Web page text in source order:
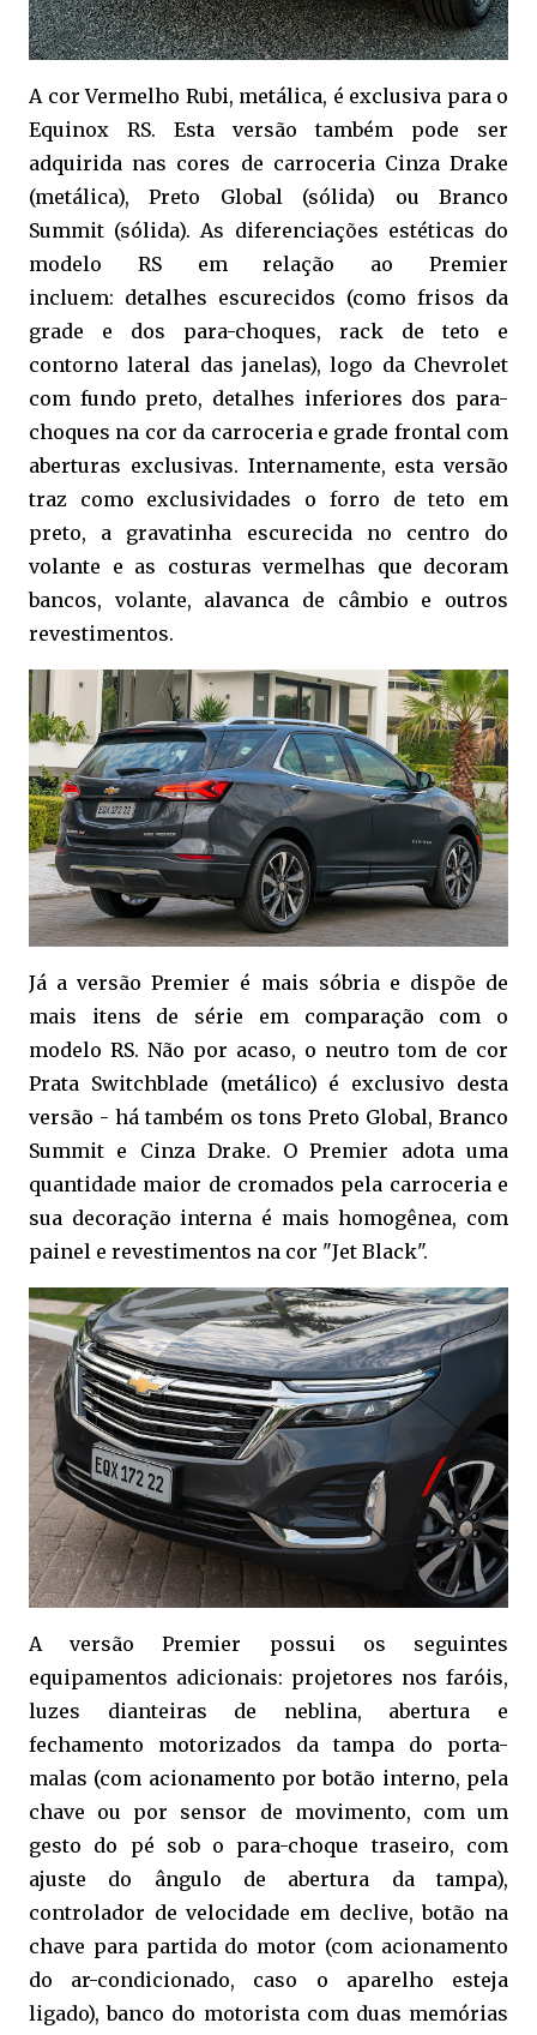
A cor Vermelho Rubi, metálica, é exclusiva para o
Equinox RS. Esta versão também pode ser
adquirida nas cores de carroceria Cinza Drake
(metálica), Preto Global (sólida) ou Branco
Summit (sólida). As diferenciações estéticas do
modelo RS em relação ao Premier
incluem: detalhes escurecidos (como frisos da
grade e dos para-choques, rack de teto e
contorno lateral das janelas), logo da Chevrolet
com fundo preto, detalhes inferiores dos para-
choques na cor da carroceria e grade frontal com
aberturas exclusivas. Internamente, esta versão
traz como exclusividades o forro de teto em
preto, a gravatinha escurecida no centro do
volante e as costuras vermelhas que decoram
bancos, volante, alavanca de câmbio e outros
revestimentos.
Já a versão Premier é mais sóbria e dispõe de
mais itens de série em comparação com o
modelo RS. Não por acaso, o neutro tom de cor
Prata Switchblade (metálico) é exclusivo desta
versão - há também os tons Preto Global, Branco
Summit e Cinza Drake. O Premier adota uma
quantidade maior de cromados pela carroceria e
sua decoração interna é mais homogênea, com
painel e revestimentos na cor "Jet Black".
A versão Premier possui os seguintes
equipamentos adicionais: projetores nos faróis,
luzes dianteiras de neblina, abertura e
fechamento motorizados da tampa do porta-
malas (com acionamento por botão interno, pela
chave ou por sensor de movimento, com um
gesto do pé sob o para-choque traseiro, com
ajuste do ângulo de abertura da tampa),
controlador de velocidade em declive, botão na
chave para partida do motor (com acionamento
do ar-condicionado, caso o aparelho esteja
ligado), banco do motorista com duas memórias